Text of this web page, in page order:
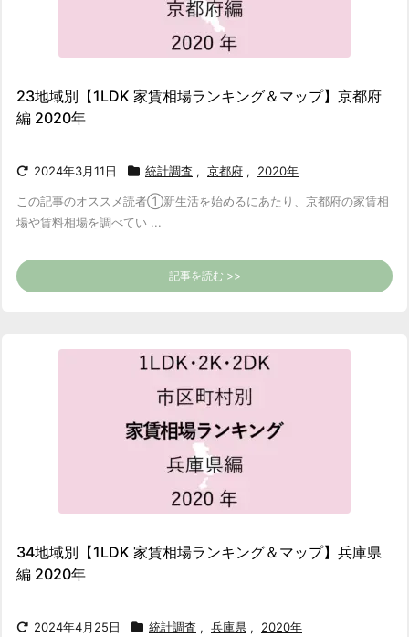
23地域別【1LDK 家賃相場ランキング＆マップ】京都府
編 2020年
2024年3月11日 統計調査 , 京都府 , 2020年
この記事のオススメ読者①新生活を始めるにあたり、京都府の家賃相
場や賃料相場を調べてい ...
記事を読む >>
34地域別【1LDK 家賃相場ランキング＆マップ】兵庫県
編 2020年
2024年4月25日 統計調査 , 兵庫県 , 2020年